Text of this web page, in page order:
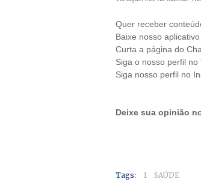
Quer receber
Baixe nosso
Curta a página do
Siga o nosso perfil no
Siga nosso perfil no
Deixe sua opinião
Tags: 1 SAÚDE